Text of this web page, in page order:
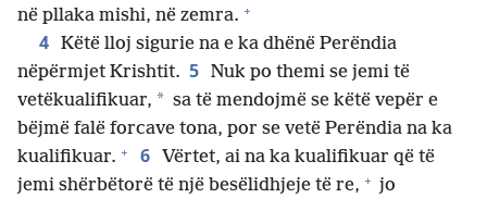
në pllaka mishi, në zemra. +
4 Këtë lloj sigurie na e ka dhënë Perëndia
nëpërmjet Krishtit. 5 Nuk po themi se jemi të
vetëkualifikuar, * sa të mendojmë se këtë vepër e
bëjmë falë forcave tona, por se vetë Perëndia na ka
kualifikuar. + 6
Vërtet, ai na ka kualifikuar që të
jemi shërbëtorë të një besëlidhjeje të re, + jo